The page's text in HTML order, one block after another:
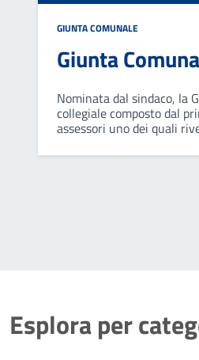
GIUNTA COMUNALE
Giunta
Nominata dal sindaco, la
collegiale composto dal
assessori uno dei quali
governo del comune ed
Esplora per